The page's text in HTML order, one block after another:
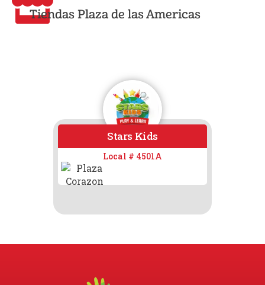
Tiendas Plaza de las Americas
Stars Kids
Local # 4501A